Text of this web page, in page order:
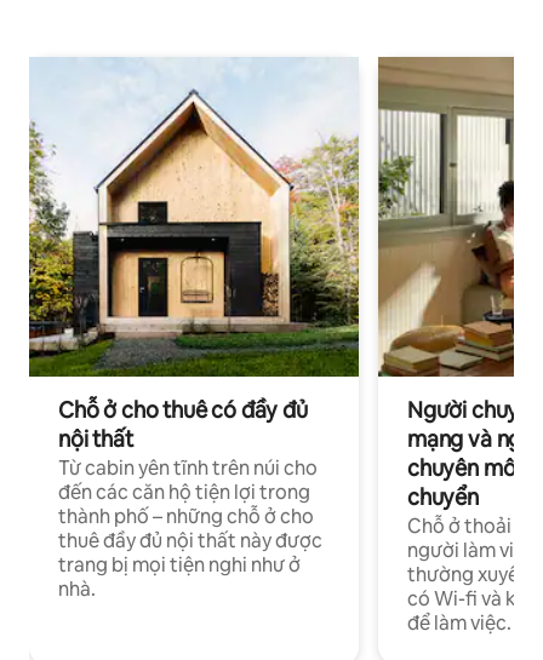
Chỗ ở cho thuê có đầy đủ
nội thất
Từ cabin yên tĩnh trên núi cho
đến các căn hộ tiện lợi trong
thành phố – những chỗ ở cho
thuê đầy đủ nội thất này được
trang bị mọi tiện nghi như ở
nhà.
Người
mạng và
chuyên môn
chuyển
Chỗ ở thoải
người làm việc
thường xuyên
có Wi-fi và
để làm việc.